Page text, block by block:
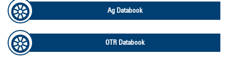
Ag Databook
OTR Databook